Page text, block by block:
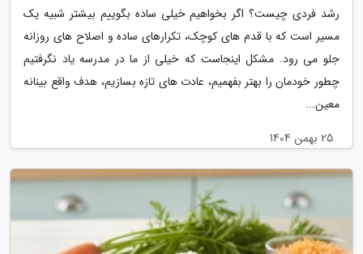
رشد فردی چیست؟ اگر بخواهیم خیلی ساده بگوییم بیشتر شبیه یک
مسیر است که با قدم های کوچک، تکرارهای ساده و اصلاح های روزانه
جلو می رود. مشکل اینجاست که خیلی از ما در مدرسه یاد نگرفتیم
چطور خودمان را بهتر بفهمیم، عادت های تازه بسازیم، هدف واقع بینانه
معین...
25 بهمن 1404